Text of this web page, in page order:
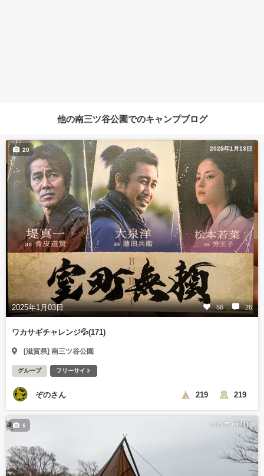
他の南三ツ谷公園でのキャンプブログ
2025年1月13日
2025年1月03日 56 26
20
ワカサギチャレンジ💦(171)
[滋賀県] 南三ツ谷公園
グループ フリーサイト
ぞのさん 219 219
2023年9月21日
6